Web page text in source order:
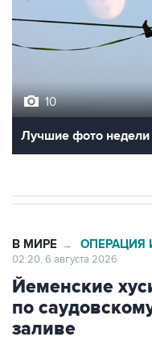
10
Лучшие фото недели
В МИРЕ → ОПЕРАЦИЯ
02:20, 6 августа 2026
Йеменские
по
заливе